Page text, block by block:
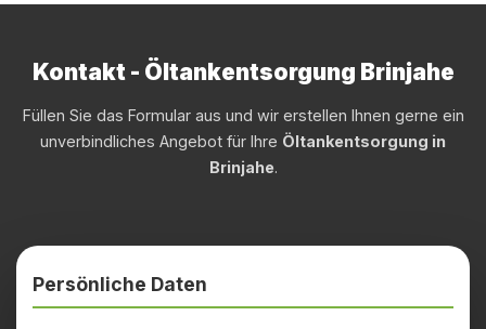
Kontakt - Öltankentsorgung Brinjahe
Füllen Sie das Formular aus und wir erstellen Ihnen gerne ein
unverbindliches Angebot für Ihre Öltankentsorgung in
Brinjahe.
Persönliche Daten